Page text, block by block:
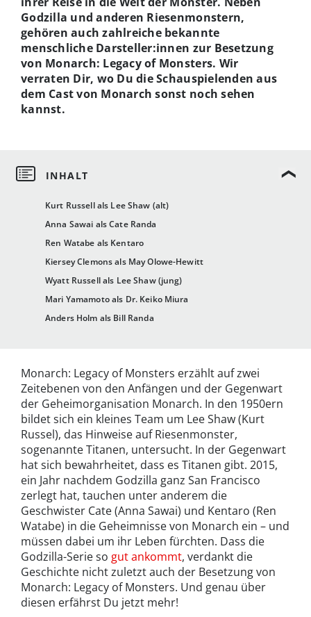
Kurt Russell als Lee Shaw (alt)
Anna Sawai als Cate Randa
Ren Watabe als Kentaro
Kiersey Clemons als May Olowe-Hewitt
Wyatt Russell als Lee Shaw (jung)
Mari Yamamoto als Dr. Keiko Miura
Anders Holm als Bill Randa
Godzilla und anderen Riesenmonstern,
gehören auch zahlreiche bekannte
menschliche Darsteller:innen zur Besetzung
von Monarch: Legacy of Monsters. Wir
verraten Dir, wo Du die Schauspielenden aus
dem Cast von Monarch sonst noch sehen
kannst.
Monarch: Legacy of Monsters erzählt auf zwei
Zeitebenen von den Anfängen und der Gegenwart
der Geheimorganisation Monarch. In den 1950ern
bildet sich ein kleines Team um Lee Shaw (Kurt
Russel), das Hinweise auf Riesenmonster,
sogenannte Titanen, untersucht. In der Gegenwart
hat sich bewahrheitet, dass es Titanen gibt. 2015,
ein Jahr nachdem Godzilla ganz San Francisco
zerlegt hat, tauchen unter anderem die
Geschwister Cate (Anna Sawai) und Kentaro (Ren
Watabe) in die Geheimnisse von Monarch ein – und
müssen dabei um ihr Leben fürchten. Dass die
Godzilla-Serie so gut ankommt, verdankt die
Geschichte nicht zuletzt auch der Besetzung von
Monarch: Legacy of Monsters. Und genau über
diesen erfährst Du jetzt mehr!